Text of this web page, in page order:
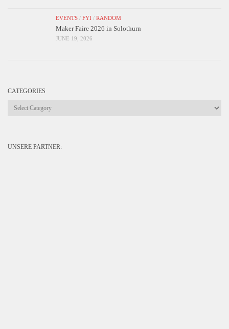
EVENTS / FYI / RANDOM
Maker Faire 2026 in Solothurn
JUNE 19, 2026
CATEGORIES
Categories
UNSERE PARTNER: